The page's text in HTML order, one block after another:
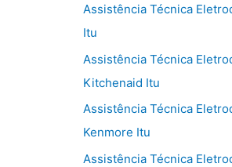
Assistência Técnica
Itu
Assistência Técnica
Kitchenaid Itu
Assistência Técnica
Kenmore Itu
Assistência Técnica